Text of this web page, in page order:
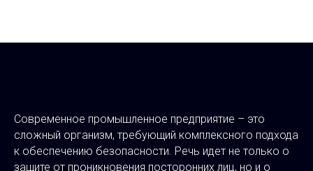
Современное промышленное предприятие – это
сложный организм, требующий комплексного подхода
к обеспечению безопасности. Речь идет не только о
защите от проникновения посторонних лиц, но и о